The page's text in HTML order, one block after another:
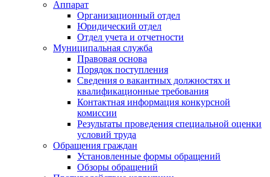
Аппарат
Организационный отдел
Юридический отдел
Отдел учета и отчетности
Муниципальная служба
Правовая основа
Порядок поступления
Сведения о вакантных должностях и
квалификационные требования
Контактная информация конкурсной
комиссии
Результаты проведения специальной оценки
условий труда
Обращения граждан
Установленные формы обращений
Обзоры обращений